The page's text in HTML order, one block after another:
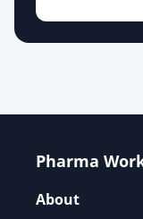
Pharma
About